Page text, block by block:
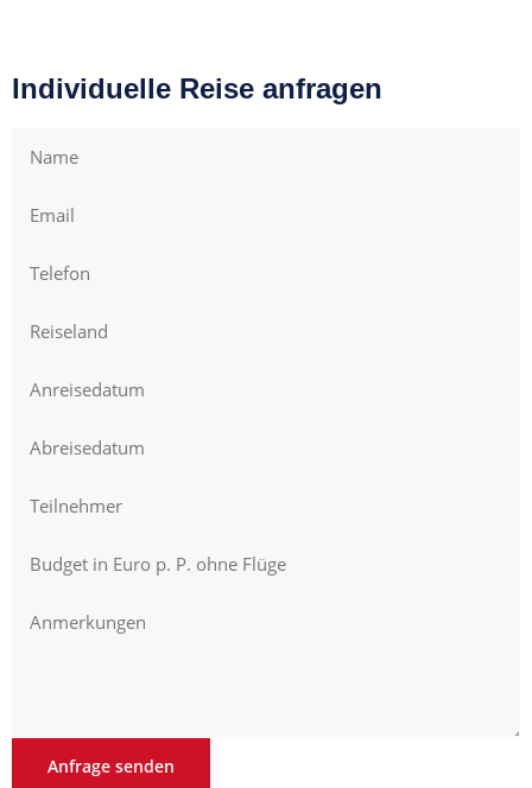
Individuelle Reise anfragen
Anfrage senden